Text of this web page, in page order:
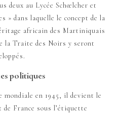
deux au Lycée Schœlcher et
» dans laquelle le concept de la
africain des Martiniquais
la Traite des Noirs y seront
politiques
mondiale en 1945, il devient le
France sous l’étiquette